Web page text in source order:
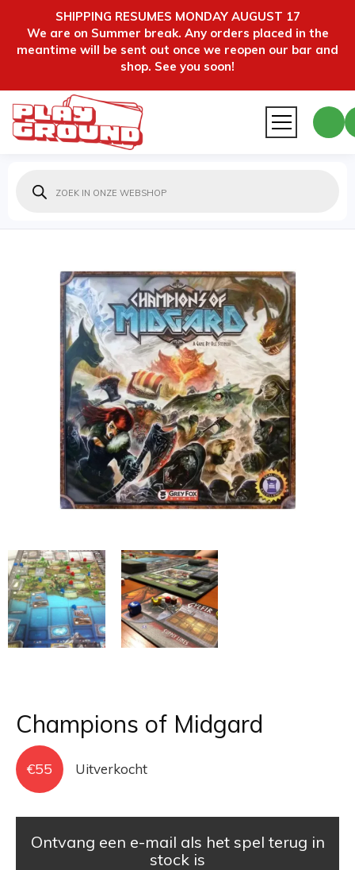
SHIPPING RESUMES MONDAY AUGUST 17
We are on Summer break. Any orders placed in the
meantime will be sent out once we reopen our bar and
shop. See you soon!
zoeken
Champions of Midgard
€55 Uitverkocht
Ontvang een e-mail als het spel terug in
stock is